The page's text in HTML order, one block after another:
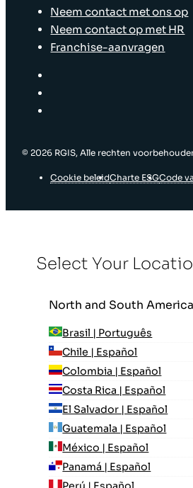
Neem contact met ons op
Neem contact op met HR
Franchise-aanvragen
© ‎2026 RGIS, Alle rechten
Cookie beleidCharte ESGCode
Select Your
North and South America
Brasil | Português
Chile | Español
Colombia | Español
Costa Rica | Español
El Salvador | Español
Guatemala | Español
México | Español
Panamá | Español